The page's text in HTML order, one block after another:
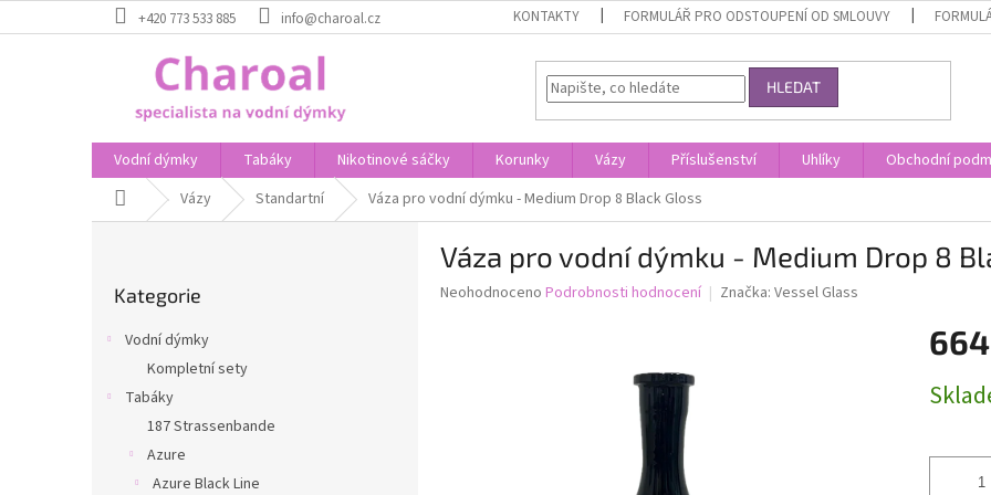
na
+420 773 533 885 info@charoal.cz KONTAKTY FORMULÁŘ PRO ODSTOUPENÍ OD SMLOUVY
HLEDAT
Vodní dýmky Tabáky Nikotinové sáčky Korunky Vázy Příslušenství Uhlíky Obchodní
Domů Vázy Standartní Váza pro vodní dýmku - Medium Drop 8 Black Gloss
kategorie
Kategorie
Vodní dýmky
Kompletní sety
Tabáky
187 Strassenbande
Azure
Azure Black Line
Váza pro vodní dýmku - Medium Drop 8
Průměrné
Neohodnoceno Podrobnosti hodnocení Značka: Vessel Glass
cena: